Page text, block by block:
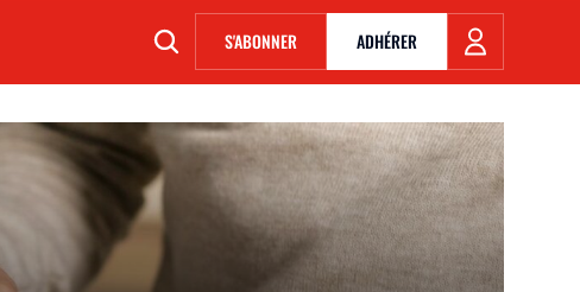
S'ABONNER(NOUVELLE FENÊTRE)
ADHÉRER